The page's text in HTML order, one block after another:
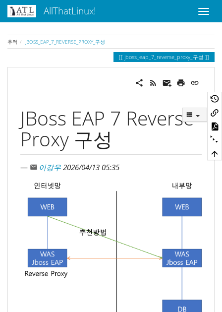
AllThatLinux!
추적 JBOSS_EAP_7_REVERSE_PROXY_구성
jboss_eap_7_reverse_proxy_구성
JBoss EAP 7 Reverse
Proxy 구성
— 이강우 2026/04/13 05:35